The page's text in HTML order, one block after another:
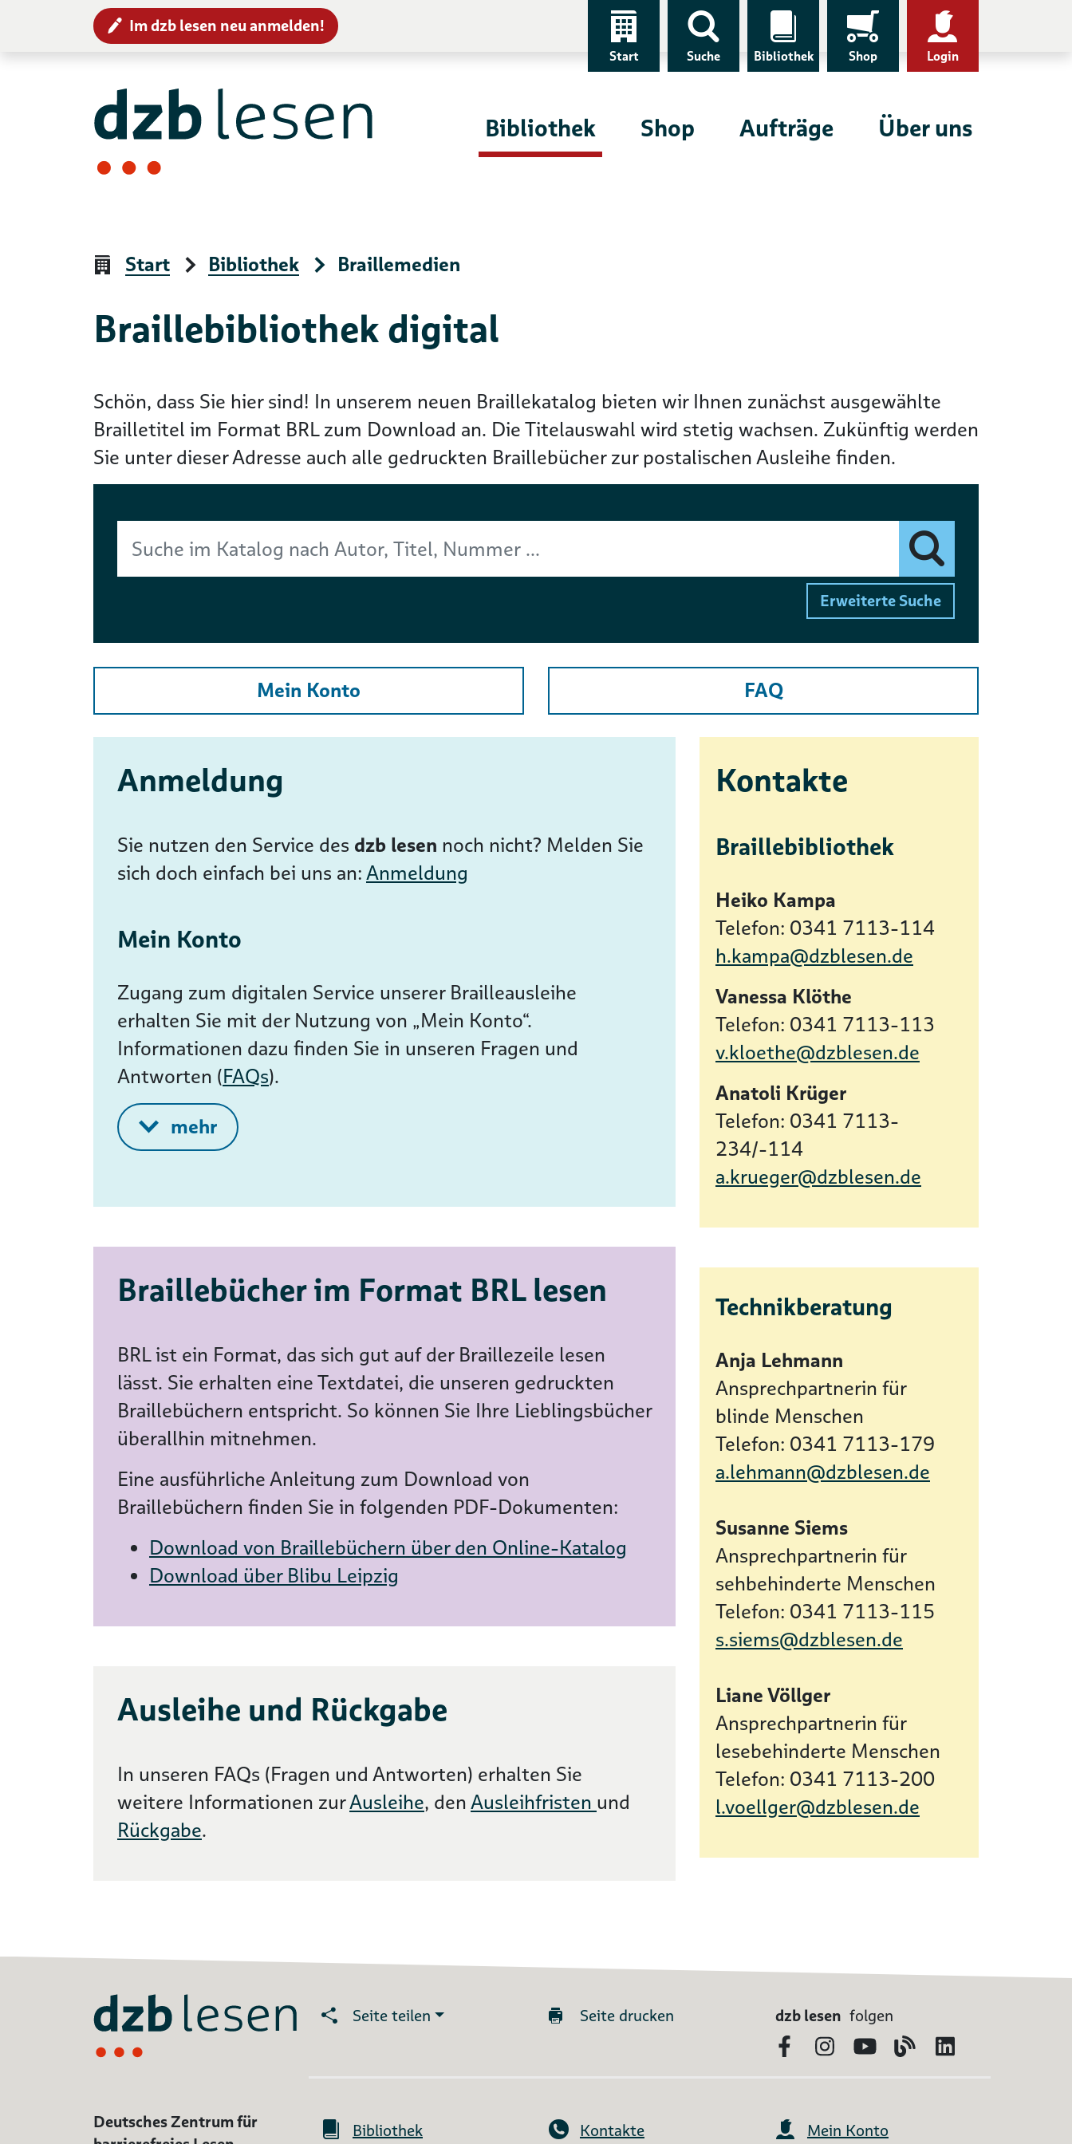
Zur Navigation
Zum Inhalt Im dzb lesen neu anmelden!
Start Suche Bibliothek Shop Login
Bibliothek Shop Aufträge Über uns
Start Bibliothek Braillemedien
Braillebibliothek digital
Schön, dass Sie hier sind! In unserem neuen Braillekatalog bieten wir Ihnen zunächst ausgewählte
Brailletitel im Format BRL zum Download an. Die Titelauswahl wird stetig wachsen. Zukünftig werden
Sie unter dieser Adresse auch alle gedruckten Braillebücher zur postalischen Ausleihe finden.
Erweiterte Suche
Mein Konto FAQ
Anmeldung
Sie nutzen den Service des dzb lesen noch nicht? Melden Sie
sich doch einfach bei uns an:Anmeldung
Mein Konto
Zugang zum digitalen Service unserer Brailleausleihe
erhalten Sie mit der Nutzung von „Mein Konto“.
Informationen dazu finden Sie in unseren Fragen und
Antworten (FAQs).
Braillebücher im Format BRL lesen
BRL ist ein Format, das sich gut auf der Braillezeile lesen
lässt. Sie erhalten eine Textdatei, die unseren gedruckten
Braillebüchern entspricht. So können Sie Ihre Lieblingsbücher
überallhin mitnehmen.
Eine ausführliche Anleitung zum Download von
Braillebüchern finden Sie in folgenden PDF-Dokumenten:
Download von Braillebüchern über den Online-Katalog
Download über Blibu Leipzig
Ausleihe und Rückgabe
In unseren FAQs (Fragen und Antworten) erhalten Sie
weitere Informationen zurAusleihe, denAusleihfristen und
Rückgabe.
Kontakte
Braillebibliothek
Heiko Kampa
Telefon: 0341 7113-114
h.kampa@dzblesen.de
Vanessa Klöthe
Telefon: 0341 7113-113
v.kloethe@dzblesen.de
Anatoli Krüger
Telefon: 0341 7113-
234/-114
a.krueger@dzblesen.de
Technikberatung
Anja Lehmann
Ansprechpartnerin für
blinde Menschen
Telefon: 0341 7113-179
a.lehmann@dzblesen.de
Susanne Siems
Ansprechpartnerin für
sehbehinderte Menschen
Telefon: 0341 7113-115
s.siems@dzblesen.de
Liane Völlger
Ansprechpartnerin für
lesebehinderte Menschen
Telefon: 0341 7113-200
l.voellger@dzblesen.de
Seite teilen Seite drucken dzb lesen folgen
FacebookInstagram
YouTubeBlog
Deutsches Zentrum für
Bibliothek Kontakte Mein Konto